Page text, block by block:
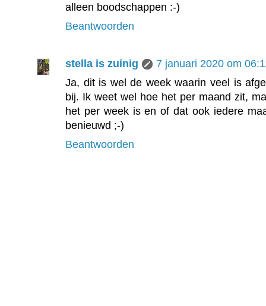
alleen boodschappen :-)
Beantwoorden
stella is zuinig
7 januari 2020 om
Ja, dit is wel de week waarin veel is
bij. Ik weet wel hoe het per maand zit,
het per week is en of dat ook iedere
benieuwd ;-)
Beantwoorden